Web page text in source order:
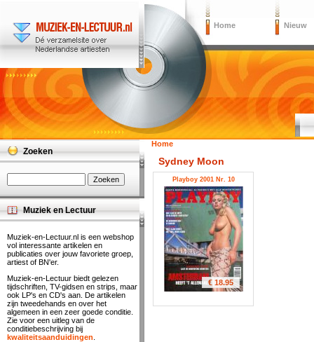
Home Nieuw
Home
Sydney Moon
Playboy 2001 Nr. 10
€ 18.95
Zoeken
Muziek en Lectuur
Muziek-en-Lectuur.nl is een webshop
vol interessante artikelen en
publicaties over jouw favoriete groep,
artiest of BN'er.
Muziek-en-Lectuur biedt gelezen
tijdschriften, TV-gidsen en strips, maar
ook LP's en CD's aan. De artikelen
zijn tweedehands en over het
algemeen in een zeer goede conditie.
Zie voor een uitleg van de
conditiebeschrijving bij
kwaliteitsaanduidingen